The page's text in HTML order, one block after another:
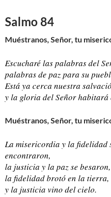
Salmo 84
Muéstranos, Señor, tu
Escucharé las palabras del
palabras de paz para su
Está ya cerca nuestra
y la gloria del Señor
Muéstranos, Señor, tu
La misericordia y la fidelidad
encontraron,
la justicia y la paz se besaron,
la fidelidad brotó en la tierra,
y la justicia vino del cielo.